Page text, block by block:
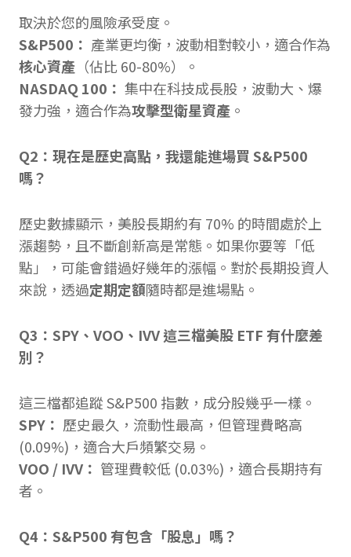
取決於您的風險承受度。
S&P500： 產業更均衡，波動相對較小，適合作為
核心資產 （佔比 60-80%）。
NASDAQ 100： 集中在科技成長股，波動大、爆
發力強，適合作為攻擊型衛星資產 。
Q2：現在是歷史高點，我還能進場買 S&P500
嗎？
歷史數據顯示，美股長期約有 70% 的時間處於上
漲趨勢，且不斷創新高是常態。如果你要等「低
點」，可能會錯過好幾年的漲幅。對於長期投資人
來說，透過定期定額隨時都是進場點。
Q3：SPY、VOO、IVV 這三檔美股 ETF 有什麼差
別？
這三檔都追蹤 S&P500 指數，成分股幾乎一樣。
SPY： 歷史最久，流動性最高，但管理費略高
(0.09%)，適合大戶頻繁交易。
VOO / IVV： 管理費較低 (0.03%)，適合長期持有
者。
Q4：S&P500 有包含「股息」嗎？